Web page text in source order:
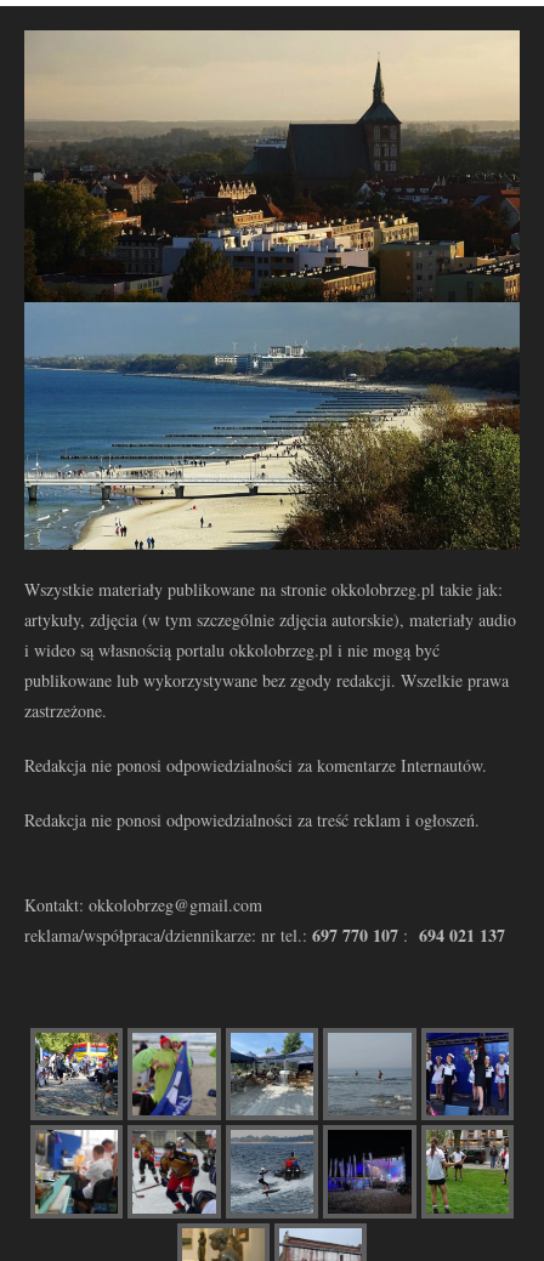
Wszystkie materiały publikowane na stronie okkolobrzeg.pl takie jak:
artykuły, zdjęcia (w tym szczególnie zdjęcia autorskie), materiały audio
i wideo są własnością portalu okkolobrzeg.pl i nie mogą być
publikowane lub wykorzystywane bez zgody redakcji. Wszelkie prawa
zastrzeżone.
Redakcja nie ponosi odpowiedzialności za komentarze Internautów.
Redakcja nie ponosi odpowiedzialności za treść reklam i ogłoszeń.
Kontakt: okkolobrzeg@gmail.com
reklama/współpraca/dziennikarze: nr tel.: 697 770 107 : 694 021 137